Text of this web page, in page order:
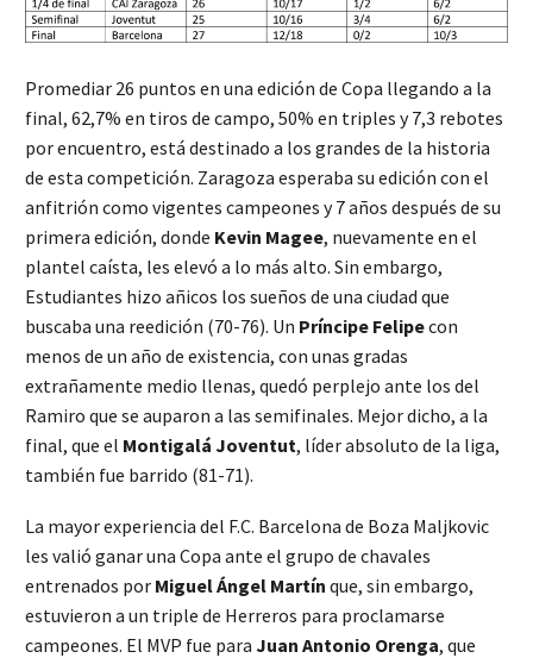
Promediar 26 puntos en una edición de Copa llegando a la
final, 62,7% en tiros de campo, 50% en triples y 7,3 rebotes
por encuentro, está destinado a los grandes de la historia
de esta competición. Zaragoza esperaba su edición con el
anfitrión como vigentes campeones y 7 años después de su
primera edición, donde Kevin Magee, nuevamente en el
plantel caísta, les elevó a lo más alto. Sin embargo,
Estudiantes hizo añicos los sueños de una ciudad que
buscaba una reedición (70-76). Un Príncipe Felipecon
menos de un año de existencia, con unas gradas
extrañamente medio llenas, quedó perplejo ante los del
Ramiro que se auparon a las semifinales. Mejor dicho, a la
final, que el Montigalá Joventut, líder absoluto de la liga,
también fue barrido (81-71).
La mayor experiencia del F.C. Barcelona de Boza Maljkovic
les valió ganar una Copa ante el grupo de chavales
entrenados por Miguel Ángel Martín que, sin embargo,
estuvieron a un triple de Herreros para proclamarse
campeones. El MVP fue para Juan Antonio Orenga, que